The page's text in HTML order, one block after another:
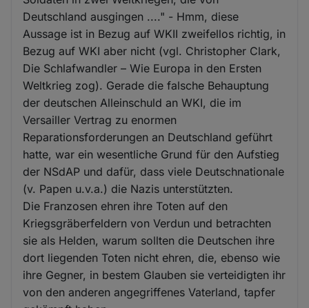
Deutschland ausgingen ...." - Hmm, diese
Aussage ist in Bezug auf WKII zweifellos richtig, in
Bezug auf WKI aber nicht (vgl. Christopher Clark,
Die Schlafwandler – Wie Europa in den Ersten
Weltkrieg zog). Gerade die falsche Behauptung
der deutschen Alleinschuld an WKI, die im
Versailler Vertrag zu enormen
Reparationsforderungen an Deutschland geführt
hatte, war ein wesentliche Grund für den Aufstieg
der NSdAP und dafür, dass viele Deutschnationale
(v. Papen u.v.a.) die Nazis unterstützten.
Die Franzosen ehren ihre Toten auf den
Kriegsgräberfeldern von Verdun und betrachten
sie als Helden, warum sollten die Deutschen ihre
dort liegenden Toten nicht ehren, die, ebenso wie
ihre Gegner, in bestem Glauben sie verteidigten ihr
von den anderen angegriffenes Vaterland, tapfer